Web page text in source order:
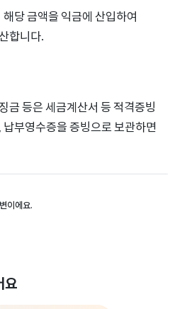
당 금액을 익금에 산입하여
합니다.
금 등은 세금계산서 등 적격증빙
부영수증을 증빙으로 보관하면
이에요.
요